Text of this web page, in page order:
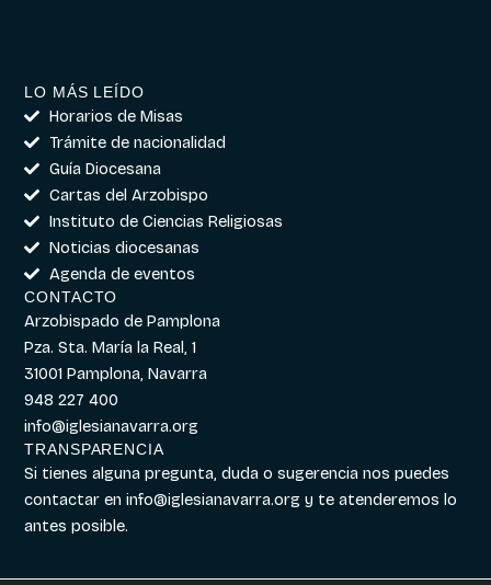
LO MÁS LEÍDO
Horarios de Misas
Trámite de nacionalidad
Guía Diocesana
Cartas del Arzobispo
Instituto de Ciencias Religiosas
Noticias diocesanas
Agenda de eventos
CONTACTO
Arzobispado de Pamplona
Pza. Sta. María la Real, 1
31001 Pamplona, Navarra
948 227 400
info@iglesianavarra.org
TRANSPARENCIA
Si tienes alguna pregunta, duda o sugerencia nos puedes
contactar eninfo@iglesianavarra.org y te atenderemos lo
antes posible.